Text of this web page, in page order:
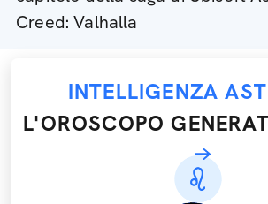
Creed: Valhalla
INTELLIGENZA
L'OROSCOPO